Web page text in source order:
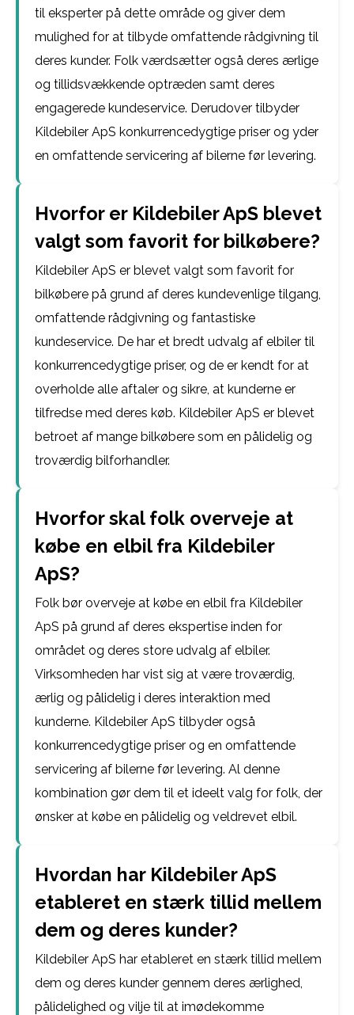
til eksperter på dette område og giver dem
mulighed for at tilbyde omfattende rådgivning til
deres kunder. Folk værdsætter også deres ærlige
og tillidsvækkende optræden samt deres
engagerede kundeservice. Derudover tilbyder
Kildebiler ApS konkurrencedygtige priser og yder
en omfattende servicering af bilerne før levering.
Hvorfor er Kildebiler ApS blevet
valgt som favorit for bilkøbere?
Kildebiler ApS er blevet valgt som favorit for
bilkøbere på grund af deres kundevenlige tilgang,
omfattende rådgivning og fantastiske
kundeservice. De har et bredt udvalg af elbiler til
konkurrencedygtige priser, og de er kendt for at
overholde alle aftaler og sikre, at kunderne er
tilfredse med deres køb. Kildebiler ApS er blevet
betroet af mange bilkøbere som en pålidelig og
troværdig bilforhandler.
Hvorfor skal folk overveje at
købe en elbil fra Kildebiler
ApS?
Folk bør overveje at købe en elbil fra Kildebiler
ApS på grund af deres ekspertise inden for
området og deres store udvalg af elbiler.
Virksomheden har vist sig at være troværdig,
ærlig og pålidelig i deres interaktion med
kunderne. Kildebiler ApS tilbyder også
konkurrencedygtige priser og en omfattende
servicering af bilerne før levering. Al denne
kombination gør dem til et ideelt valg for folk, der
ønsker at købe en pålidelig og veldrevet elbil.
Hvordan har Kildebiler ApS
etableret en stærk tillid mellem
dem og deres kunder?
Kildebiler ApS har etableret en stærk tillid mellem
dem og deres kunder gennem deres ærlighed,
pålidelighed og vilje til at imødekomme